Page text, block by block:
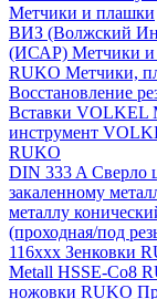
Метчики и плашки
ВИЗ (Волжский
(ИСАР) Метчики и
RUKO Метчики,
Восстановление
Вставки VOLKEL
инструмент
RUKO
DIN 333 A Сверло
закаленному
металлу
(проходная/под
116xxx Зенковки
Metall HSSE-Co8
ножовки RUKO